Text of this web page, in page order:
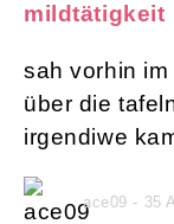
mildtätigkeit
sah vorhin
über die
irgendiwe
ace09 - 35